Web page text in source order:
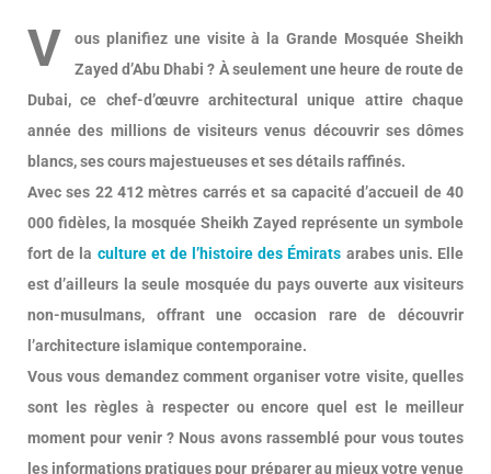
V
ous planifiez une visite à la Grande Mosquée Sheikh
Zayed d’Abu Dhabi ? À seulement une heure de route de
Dubai, ce chef-d’œuvre architectural unique attire chaque
année des millions de visiteurs venus découvrir ses dômes
blancs, ses cours majestueuses et ses détails raffinés.
Avec ses 22 412 mètres carrés et sa capacité d’accueil de 40
000 fidèles, la mosquée Sheikh Zayed représente un symbole
fort de la culture et de l’histoire des Émirats arabes unis. Elle
est d’ailleurs la seule mosquée du pays ouverte aux visiteurs
non-musulmans, offrant une occasion rare de découvrir
l’architecture islamique contemporaine.
Vous vous demandez comment organiser votre visite, quelles
sont les règles à respecter ou encore quel est le meilleur
moment pour venir ? Nous avons rassemblé pour vous toutes
les informations pratiques pour préparer au mieux votre venue